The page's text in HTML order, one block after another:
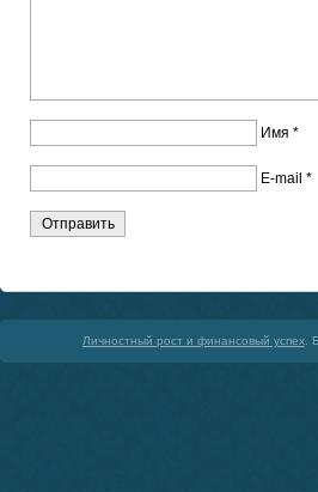
Имя *
E-mail *
Личностный рост и финансовый успех .